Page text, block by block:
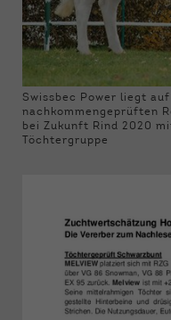
Swissbec Power liegt
nachkommengeprüften
bei Zukunft Rind 2020
Töchtergruppe